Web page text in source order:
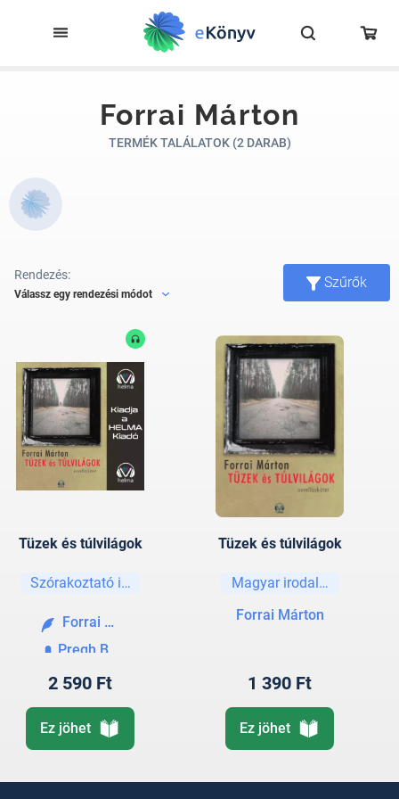
Forrai Márton
TERMÉK TALÁLATOK (2 DARAB)
Rendezés:
Válassz egy rendezési módot
Szűrők
Tüzek és túlvilágok
Szórakoztató irodalom
Forrai Márton
Pregh Balázs
2 590 Ft
Ez jöhet
Tüzek és túlvilágok
Magyar irodalom
Forrai Márton
1 390 Ft
Ez jöhet